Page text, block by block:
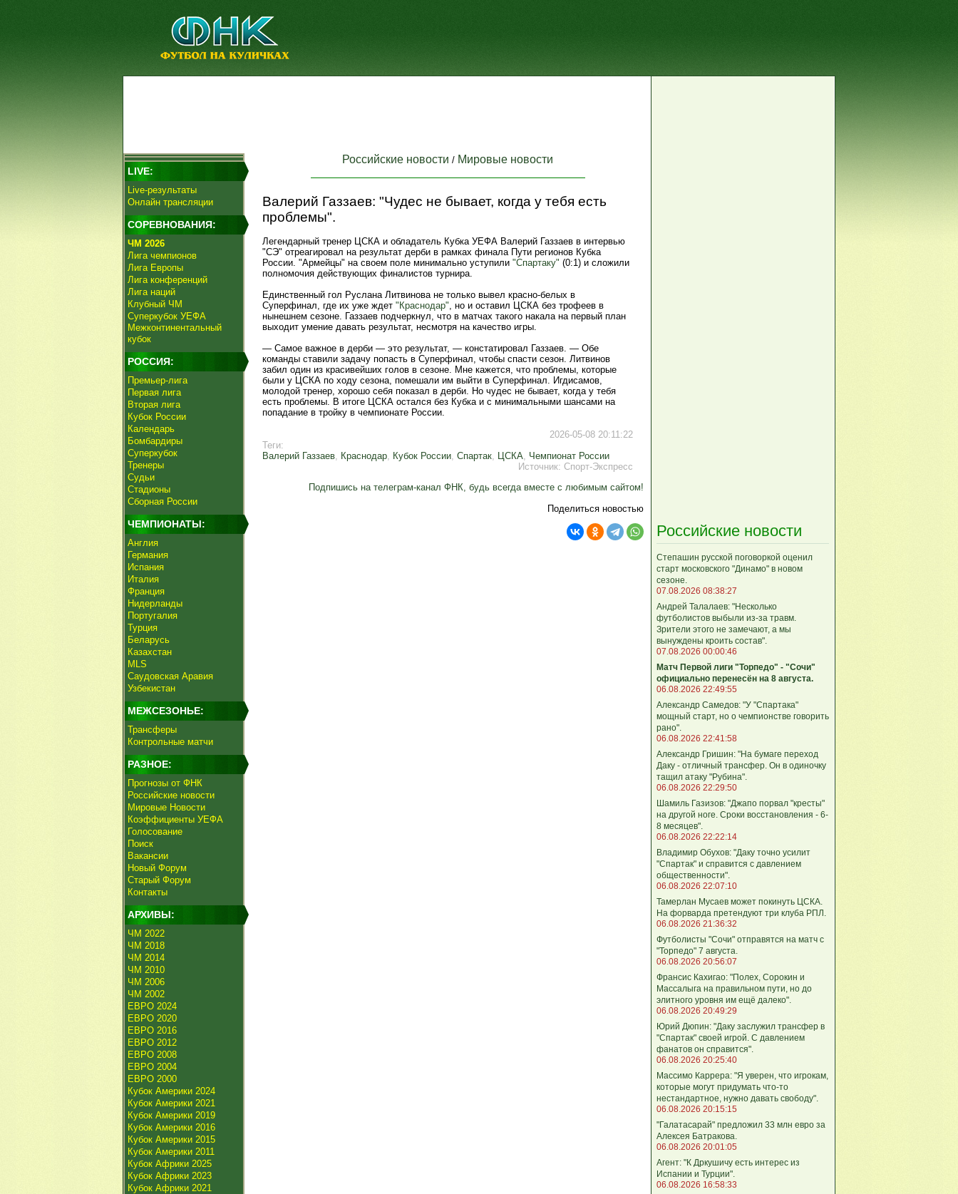
LIVE:
Live-результаты
Онлайн трансляции
СОРЕВНОВАНИЯ:
ЧМ 2026
Лига чемпионов
Лига Европы
Лига конференций
Лига наций
Клубный ЧМ
Суперкубок УЕФА
Межконтинентальный
кубок
РОССИЯ:
Премьер-лига
Первая лига
Вторая лига
Кубок России
Календарь
Бомбардиры
Суперкубок
Тренеры
Судьи
Стадионы
Сборная России
ЧЕМПИОНАТЫ:
Англия
Германия
Испания
Италия
Франция
Нидерланды
Португалия
Турция
Беларусь
Казахстан
MLS
Саудовская Аравия
Узбекистан
МЕЖСЕЗОНЬЕ:
Трансферы
Контрольные матчи
РАЗНОЕ:
Прогнозы от ФНК
Российские новости
Мировые Новости
Коэффициенты УЕФА
Голосование
Поиск
Вакансии
Новый Форум
Старый Форум
Контакты
АРХИВЫ:
ЧМ 2022
ЧМ 2018
ЧМ 2014
ЧМ 2010
ЧМ 2006
ЧМ 2002
ЕВРО 2024
ЕВРО 2020
ЕВРО 2016
ЕВРО 2012
ЕВРО 2008
ЕВРО 2004
ЕВРО 2000
Кубок Америки 2024
Кубок Америки 2021
Кубок Америки 2019
Кубок Америки 2016
Кубок Америки 2015
Кубок Америки 2011
Кубок Африки 2025
Кубок Африки 2023
Кубок Африки 2021
Российские новости / Мировые новости
Валерий Газзаев: "Чудес не бывает, когда у тебя есть
проблемы".
Легендарный тренер ЦСКА и обладатель Кубка УЕФА Валерий Газзаев в интервью
"СЭ" отреагировал на результат дерби в рамках финала Пути регионов Кубка
России. "Армейцы" на своем поле минимально уступили "Спартаку" (0:1) и сложили
полномочия действующих финалистов турнира.
Единственный гол Руслана Литвинова не только вывел красно-белых в
Суперфинал, где их уже ждет "Краснодар", но и оставил ЦСКА без трофеев в
нынешнем сезоне. Газзаев подчеркнул, что в матчах такого накала на первый план
выходит умение давать результат, несмотря на качество игры.
— Самое важное в дерби — это результат, — констатировал Газзаев. — Обе
команды ставили задачу попасть в Суперфинал, чтобы спасти сезон. Литвинов
забил один из красивейших голов в сезоне. Мне кажется, что проблемы, которые
были у ЦСКА по ходу сезона, помешали им выйти в Суперфинал. Игдисамов,
молодой тренер, хорошо себя показал в дерби. Но чудес не бывает, когда у тебя
есть проблемы. В итоге ЦСКА остался без Кубка и с минимальными шансами на
попадание в тройку в чемпионате России.
2026-05-08 20:11:22
Теги:
Валерий Газзаев, Краснодар, Кубок России, Спартак, ЦСКА, Чемпионат России
Источник: Спорт-Экспресс
Подпишись на телеграм-канал ФНК, будь всегда вместе с любимым сайтом!
Поделиться новостью
Российские новости
Степашин русской поговоркой оценил
старт московского "Динамо" в новом
сезоне.
07.08.2026 08:38:27
Андрей Талалаев: "Несколько
футболистов выбыли из-за травм.
Зрители этого не замечают, а мы
вынуждены кроить состав".
07.08.2026 00:00:46
Матч Первой лиги "Торпедо" - "Сочи"
официально перенесён на 8 августа.
06.08.2026 22:49:55
Александр Самедов: "У "Спартака"
мощный старт, но о чемпионстве говорить
рано".
06.08.2026 22:41:58
Александр Гришин: "На бумаге переход
Даку - отличный трансфер. Он в одиночку
тащил атаку "Рубина".
06.08.2026 22:29:50
Шамиль Газизов: "Джапо порвал "кресты"
на другой ноге. Сроки восстановления - 6-
8 месяцев".
06.08.2026 22:22:14
Владимир Обухов: "Даку точно усилит
"Спартак" и справится с давлением
общественности".
06.08.2026 22:07:10
Тамерлан Мусаев может покинуть ЦСКА.
На форварда претендуют три клуба РПЛ.
06.08.2026 21:36:32
Футболисты "Сочи" отправятся на матч с
"Торпедо" 7 августа.
06.08.2026 20:56:07
Франсис Кахигао: "Полех, Сорокин и
Массалыга на правильном пути, но до
элитного уровня им ещё далеко".
06.08.2026 20:49:29
Юрий Дюпин: "Даку заслужил трансфер в
"Спартак" своей игрой. С давлением
фанатов он справится".
06.08.2026 20:25:40
Массимо Каррера: "Я уверен, что игрокам,
которые могут придумать что-то
нестандартное, нужно давать свободу".
06.08.2026 20:15:15
"Галатасарай" предложил 33 млн евро за
Алексея Батракова.
06.08.2026 20:01:05
Агент: "К Дркушичу есть интерес из
Испании и Турции".
06.08.2026 16:58:33